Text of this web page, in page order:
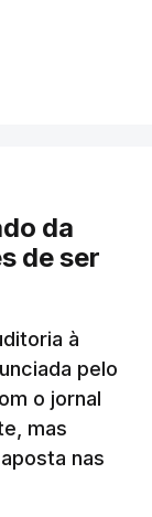
da
de ser
à
pelo
o jornal
mas
nas